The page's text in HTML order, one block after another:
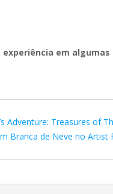
experiência em
Adventure: Treasures of
Branca de Neve no Artist